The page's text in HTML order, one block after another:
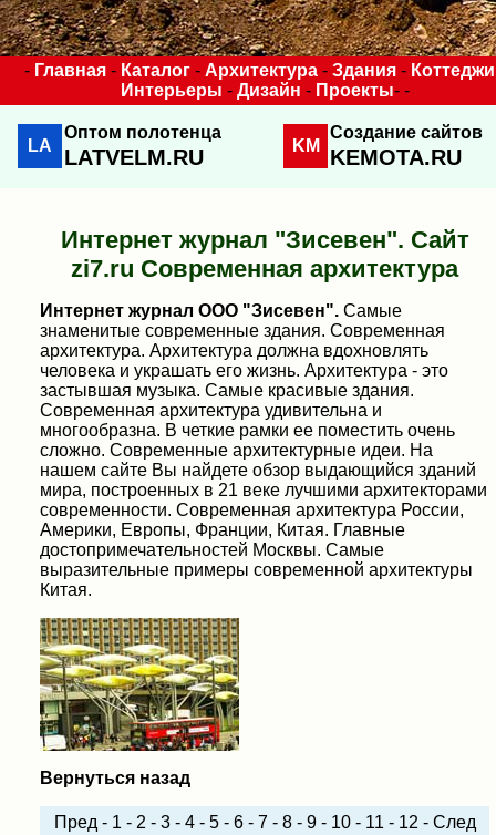
- Главная - Каталог - Архитектура - Здания - Коттеджи
Интерьеры - Дизайн - Проекты- -
LA
Оптом полотенца
LATVELM.RU KM
Создание сайтов
KEMOTA.RU
Интернет журнал "Зисевен". Сайт
zi7.ru Современная архитектура
Интернет журнал ООО "Зисевен". Самые
знаменитые современные здания. Современная
архитектура. Архитектура должна вдохновлять
человека и украшать его жизнь. Архитектура - это
застывшая музыка. Самые красивые здания.
Современная архитектура удивительна и
многообразна. В четкие рамки ее поместить очень
сложно. Современные архитектурные идеи. На
нашем сайте Вы найдете обзор выдающийся зданий
мира, построенных в 21 веке лучшими архитекторами
современности. Современная архитектура России,
Америки, Европы, Франции, Китая. Главные
достопримечательностей Москвы. Самые
выразительные примеры современной архитектуры
Китая.
Вернуться назад
Пред - 1 - 2 - 3- 4- 5- 6- 7- 8- 9- 10- 11 - 12 - След